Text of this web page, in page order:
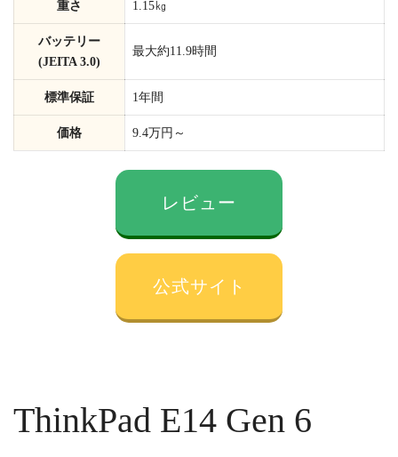
重さ 1.15㎏
バッテリー
(JEITA 3.0)
最大約11.9時間
標準保証 1年間
価格 9.4万円～
レビュー
公式サイト
ThinkPad E14 Gen 6